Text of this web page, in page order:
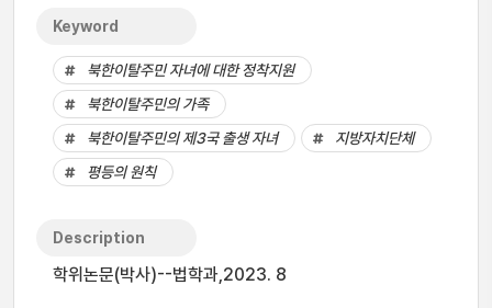
Keyword
북한이탈주민 자녀에 대한 정착지원
북한이탈주민의 가족
북한이탈주민의 제3국 출생 자녀
지방자치단체
평등의 원칙
Description
학위논문(박사)--법학과,2023. 8